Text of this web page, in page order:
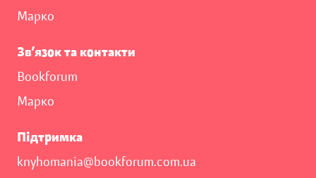
Марко
Зв’язок та контакти
Bookforum
Марко
Підтримка
knyhomania@bookforum.com.ua